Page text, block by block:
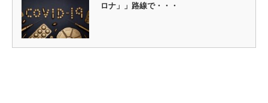
ロナ」」路線で・・・